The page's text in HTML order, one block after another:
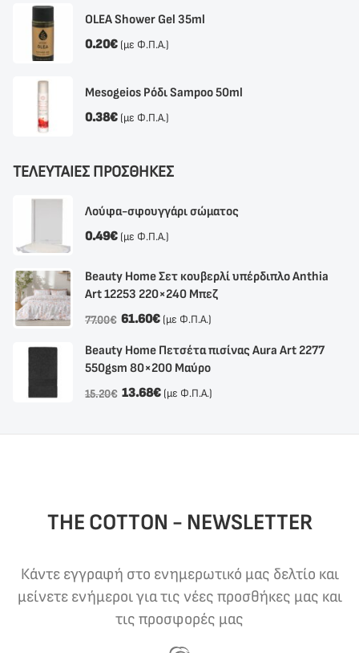
OLEA Shower Gel 35ml
0.20€ (με Φ.Π.Α.)
Mesogeios Ρόδι Sampoo 50ml
0.38€ (με Φ.Π.Α.)
ΤΕΛΕΥΤΑΙΕΣ ΠΡΟΣΘΗΚΕΣ
Λούφα-σφουγγάρι σώματος
0.49€ (με Φ.Π.Α.)
Beauty Home Σετ κουβερλί υπέρδιπλο Anthia
Αrt 12253 220×240 Μπεζ
77.00€ 61.60€ (με Φ.Π.Α.)
Beauty Home Πετσέτα πισίνας Aura Art 2277
550gsm 80×200 Μαύρο
15.20€ 13.68€ (με Φ.Π.Α.)
THE COTTON - NEWSLETTER
Κάντε εγγραφή στο ενημερωτικό μας δελτίο και
μείνετε ενήμεροι για τις νέες προσθήκες μας και
τις προσφορές μας